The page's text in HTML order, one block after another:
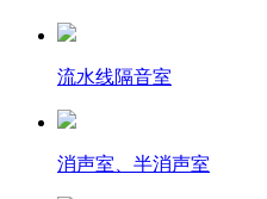
流水线隔音室
消声室、半消声室